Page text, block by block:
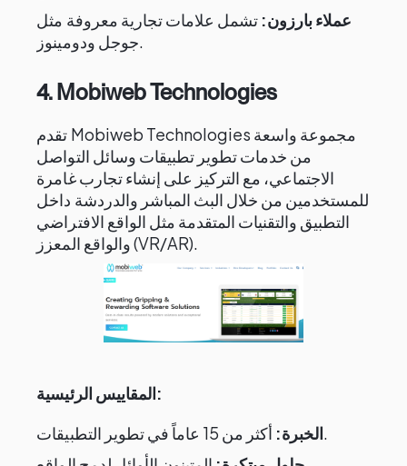
عملاء بارزون: تشمل علامات تجارية معروفة مثل
جوجل ودومينوز.
4. Mobiweb Technologies
تقدم Mobiweb Technologies مجموعة واسعة
من خدمات تطوير تطبيقات وسائل التواصل
الاجتماعي، مع التركيز على إنشاء تجارب غامرة
للمستخدمين من خلال البث المباشر والدردشة داخل
التطبيق والتقنيات المتقدمة مثل الواقع الافتراضي
والواقع المعزز (VR/AR).
المقاييس الرئيسية:
الخبرة:أكثر من 15 عاماً في تطوير التطبيقات.